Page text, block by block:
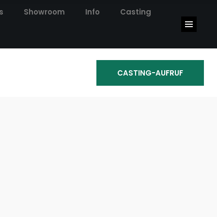
Casting
CASTING-AUFRUF
Showroom Info Casting